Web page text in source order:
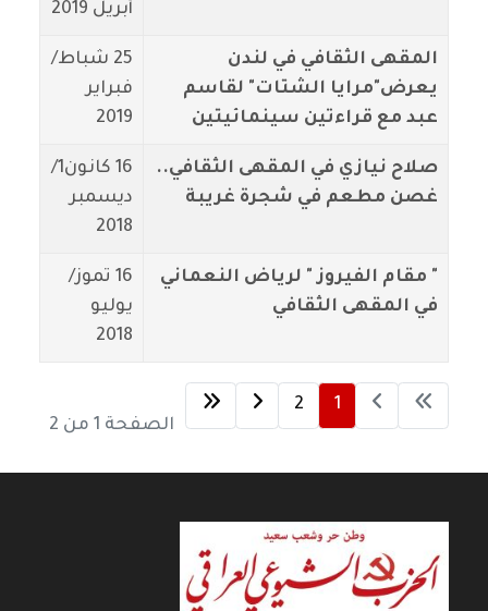
أبريل 2019
المقهى الثقافي في لندن
يعرض"مرايا الشتات" لقاسم
عبد مع قراءتين سينمائيتين
25 شباط/
فبراير
2019
صلاح نيازي في المقهى الثقافي..
غصن مطعم في شجرة غريبة
16 كانون1/
ديسمبر
2018
" مقام الفيروز " لرياض النعماني
في المقهى الثقافي
16 تموز/
يوليو
2018
الصفحة 1 من 2
1
2